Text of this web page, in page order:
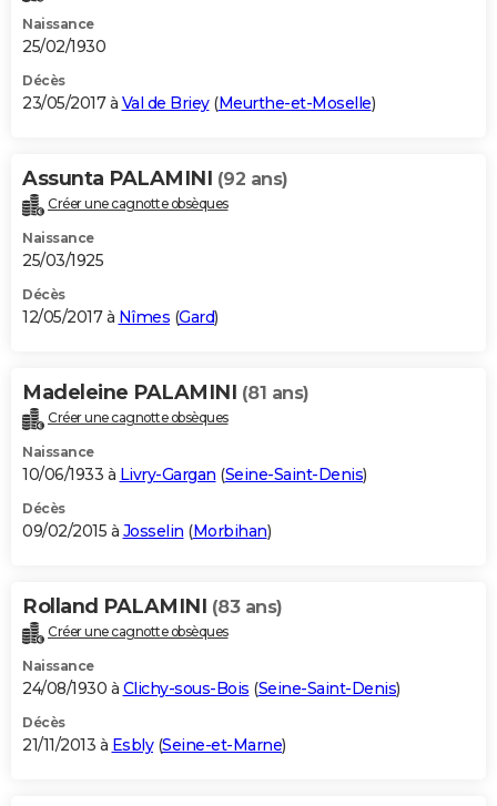
Naissance
25/02/1930
Décès
23/05/2017 à Val de Briey(Meurthe-et-Moselle)
Assunta PALAMINI (92 ans)
Créer une cagnotte obsèques
Naissance
25/03/1925
Décès
12/05/2017 à Nîmes (Gard)
Madeleine PALAMINI (81 ans)
Créer une cagnotte obsèques
Naissance
10/06/1933 à Livry-Gargan (Seine-Saint-Denis)
Décès
09/02/2015 à Josselin (Morbihan)
Rolland PALAMINI (83 ans)
Créer une cagnotte obsèques
Naissance
24/08/1930 à Clichy-sous-Bois (Seine-Saint-Denis)
Décès
21/11/2013 à Esbly(Seine-et-Marne)